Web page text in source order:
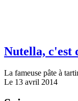
Nutella, c'est
La fameuse pâte à
Le 13 avril 2014